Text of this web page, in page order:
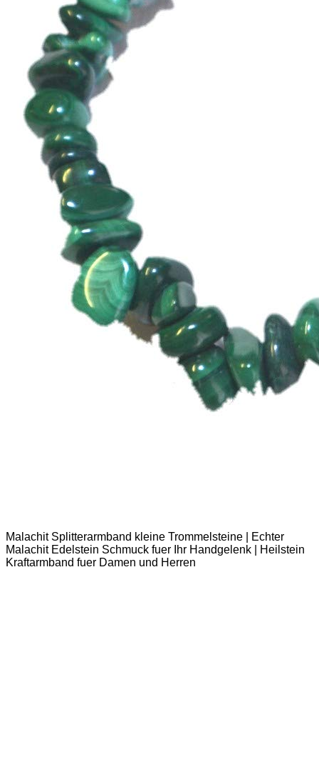
Malachit Splitterarmband kleine Trommelsteine | Echter
Malachit Edelstein Schmuck fuer Ihr Handgelenk | Heilstein
Kraftarmband fuer Damen und Herren